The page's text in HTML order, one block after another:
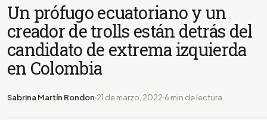
Un prófugo ecuatoriano y un
creador de trolls están detrás del
candidato de extrema izquierda
en Colombia
Sabrina Martín Rondon 21 de marzo, 2022 6 min de lectura